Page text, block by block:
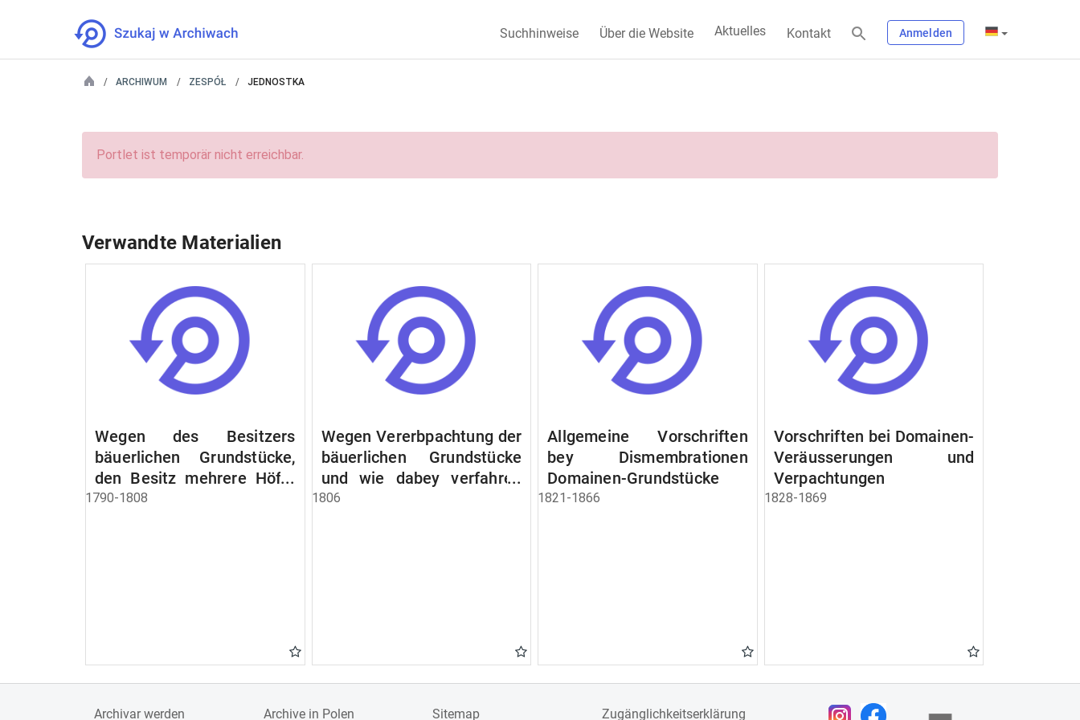
Suchhinweise Über die Website Aktuelles Kontakt Anmelden
ARCHIWUM ZESPÓŁ JEDNOSTKA
Portlet ist temporär nicht erreichbar.
Verwandte Materialien
Wegen des Besitzers
bäuerlichen Grundstücke,
den Besitz mehrere Höfe.
Instruction wegen der
1790-1808
Wegen Vererbpachtung der
bäuerlichen Grundstücke
und wie dabey verfahren
werden soll
1806
Allgemeine Vorschriften
bey Dismembrationen
Domainen-Grundstücke
1821-1866
Vorschriften bei Domainen-
Veräusserungen und
Verpachtungen
1828-1869
Archivar werden Archive in Polen Sitemap Zugänglichkeitserklärung